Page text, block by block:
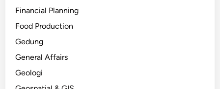
Financial Planning
Food Production
Gedung
General Affairs
Geologi